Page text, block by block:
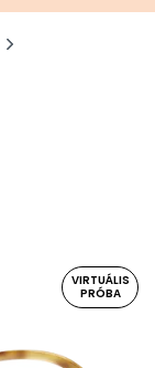
VIRTUÁLIS
PRÓBA